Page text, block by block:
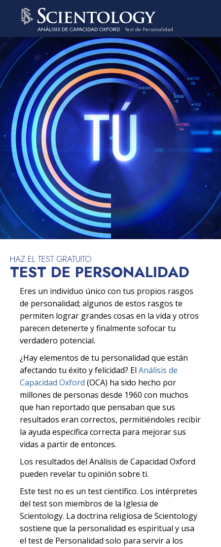
ANÁLISIS DE CAPACIDAD OXFORD Test de Personalidad
HAZ EL TEST GRATUITO
TEST DE PERSONALIDAD
Eres un individuo único con tus propios rasgos
de personalidad; algunos de estos rasgos te
permiten lograr grandes cosas en la vida y otros
parecen detenerte y finalmente sofocar tu
verdadero potencial.
¿Hay elementos de tu personalidad que están
afectando tu éxito y felicidad? El Análisis de
Capacidad Oxford (OCA) ha sido hecho por
millones de personas desde 1960 con muchos
que han reportado que pensaban que sus
resultados eran correctos, permitiéndoles recibir
la ayuda específica correcta para mejorar sus
vidas a partir de entonces.
Los resultados del Análisis de Capacidad Oxford
pueden revelar tu opinión sobre ti.
Este test no es un test científico. Los intérpretes
del test son miembros de la Iglesia de
Scientology. La doctrina religiosa de Scientology
sostiene que la personalidad es espiritual y usa
el test de Personalidad solo para servir a los